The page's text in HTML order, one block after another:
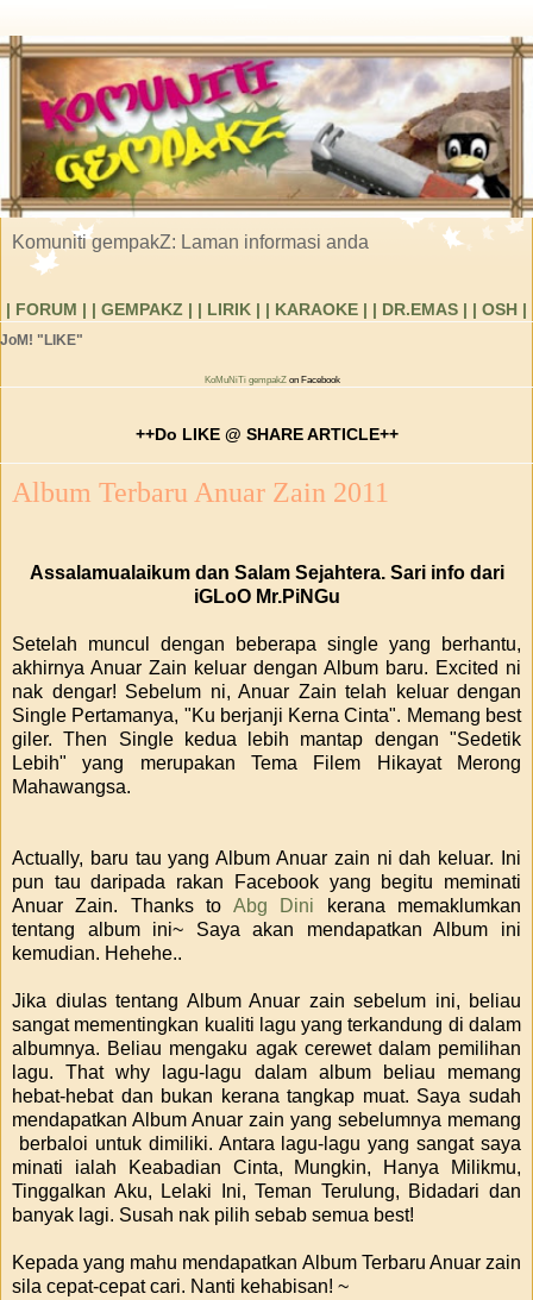
Komuniti gempakZ: Laman informasi anda
| FORUM | | GEMPAKZ | | LIRIK | | KARAOKE | | DR.EMAS | | OSH |
JoM! "LIKE"
KoMuNiTi gempakZ on Facebook
++Do LIKE @ SHARE ARTICLE++
Album Terbaru Anuar Zain 2011
Assalamualaikum dan Salam Sejahtera. Sari info dari
iGLoO Mr.PiNGu
Setelah muncul dengan beberapa single yang berhantu,
akhirnya Anuar Zain keluar dengan Album baru. Excited ni
nak dengar! Sebelum ni, Anuar Zain telah keluar dengan
Single Pertamanya, "Ku berjanji Kerna Cinta". Memang best
giler. Then Single kedua lebih mantap dengan "Sedetik
Lebih" yang merupakan Tema Filem Hikayat Merong
Mahawangsa.
Actually, baru tau yang Album Anuar zain ni dah keluar. Ini
pun tau daripada rakan Facebook yang begitu meminati
Anuar Zain. Thanks to Abg Dini kerana memaklumkan
tentang album ini~ Saya akan mendapatkan Album ini
kemudian. Hehehe..
Jika diulas tentang Album Anuar zain sebelum ini, beliau
sangat mementingkan kualiti lagu yang terkandung di dalam
albumnya. Beliau mengaku agak cerewet dalam pemilihan
lagu. That why lagu-lagu dalam album beliau memang
hebat-hebat dan bukan kerana tangkap muat. Saya sudah
mendapatkan Album Anuar zain yang sebelumnya memang
berbaloi untuk dimiliki. Antara lagu-lagu yang sangat saya
minati ialah Keabadian Cinta, Mungkin, Hanya Milikmu,
Tinggalkan Aku, Lelaki Ini, Teman Terulung, Bidadari dan
banyak lagi. Susah nak pilih sebab semua best!
Kepada yang mahu mendapatkan Album Terbaru Anuar zain
sila cepat-cepat cari. Nanti kehabisan! ~